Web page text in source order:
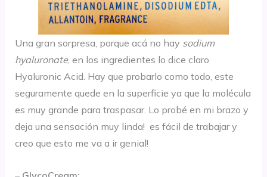
Una gran sorpresa, porque acá no hay sodium
hyaluronate, en los ingredientes lo dice claro
Hyaluronic Acid. Hay que probarlo como todo, este
seguramente quede en la superficie ya que la molécula
es muy grande para traspasar. Lo probé en mi brazo y
deja una sensación muy linda! es fácil de trabajar y
creo que esto me va a ir genial!